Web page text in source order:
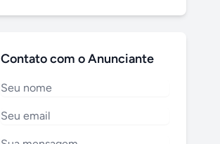
Contato com o Anunciante